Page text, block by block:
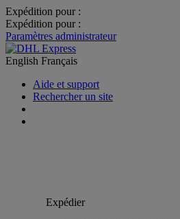
Expédition pour :
Expédition pour :
Paramètres administrateur
English Français
Aide et support
Rechercher un site
Expédier